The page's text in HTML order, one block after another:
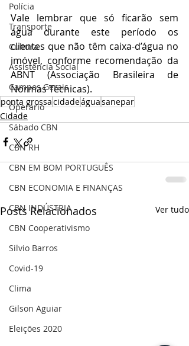
Polícia
Transporte
Cultura
Assistência Social
Campos Gerais
Operário
Sábado CBN
CBN RH
CBN EM BOM PORTUGUÊS
CBN ECONOMIA E FINANÇAS
CBN INDÚSTRIA
CBN Cooperativismo
Silvio Barros
Covid-19
Clima
Gilson Aguiar
Eleições 2020
Vale lembrar que só ficarão sem
água durante este período os
clientes que não têm caixa-d’água no
imóvel, conforme recomendação da
ABNT (Associação Brasileira de
Normas Técnicas).
ponta grossacidadeáguasanepar
Cidade
Posts Relacionados Ver tudo